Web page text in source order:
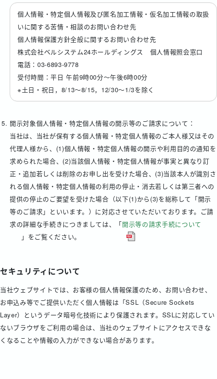
個人情報・特定個人情報及び匿名加工情報・仮名加工情報の取扱
いに関する苦情・相談のお問い合わせ先
個人情報保護方針全般に関するお問い合わせ先
株式会社ベルシステム24ホールディングス 個人情報照会窓口
電話：03-6893-9778
受付時間：平日 午前9時00分～午後6時00分
※土日・祝日，8/13～8/15，12/30～1/3を除く
開示対象個人情報・特定個人情報の開示等のご請求について：
当社は、当社が保有する個人情報・特定個人情報のご本人様又はその
代理人様から、(1)個人情報・特定個人情報の開示や利用目的の通知を
求められた場合、(2)当該個人情報・特定個人情報が事実と異なり訂
正・追加若しくは削除のお申し出を受けた場合、(3)当該本人が識別さ
れる個人情報・特定個人情報の利用の停止・消去若しくは第三者への
提供の停止のご要望を受けた場合（以下(1)から(3)を総称して「開示
等のご請求」といいます。）に対応させていただいております。ご請
求の詳細な手続きにつきましては、「開示等の請求手続について
」をご覧ください。
セキュリティについて
当社ウェブサイトでは、お客様の個人情報保護のため、お問い合わせ、
お申込み等でご提供いただく個人情報は「SSL（Secure Sockets
Layer）というデータ暗号化技術により保護されます。SSLに対応してい
ないブラウザをご利用の場合は、当社のウェブサイトにアクセスできな
くなることや情報の入力ができない場合があります。